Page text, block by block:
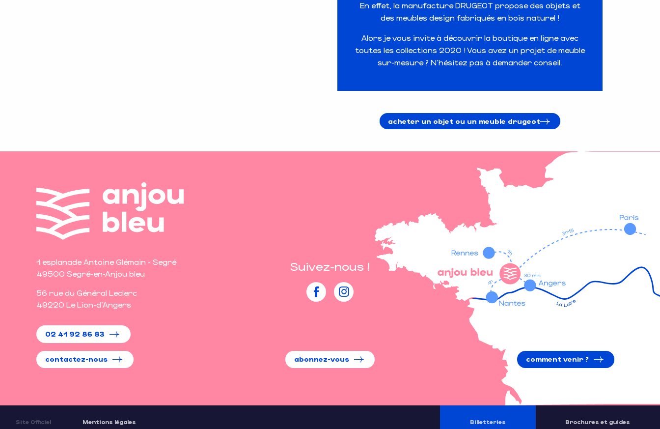
En effet, la manufacture DRUGEOT propose des objets et
des meubles design fabriqués en bois naturel !
Alors je vous invite à découvrir la boutique en ligne avec
toutes les collections 2020 ! Vous avez un projet de meuble
sur-mesure ? N’hésitez pas à demander conseil.
acheter un objet ou un meuble drugeot
1 esplanade Antoine Glémain - Segré
49500 Segré-en-Anjou bleu
56 rue du Général Leclerc
49220 Le Lion-d'Angers
02 41 92 86 83
contactez-nous
Suivez-nous !
abonnez-vous comment venir ?
Site Officiel Mentions légales Billetteries Brochures et guides